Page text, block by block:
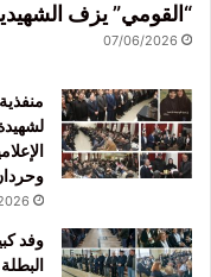
“القومي” يزف
07/06/2026
وفد